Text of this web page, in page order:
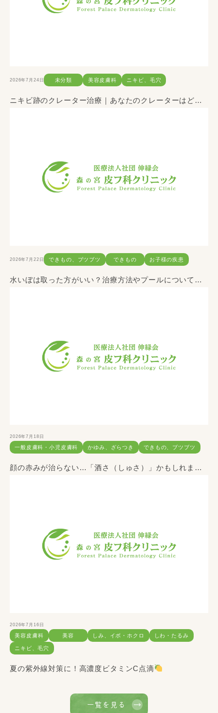
2026年7月24日 未分類 美容皮膚科 ニキビ、毛穴
ニキビ跡のクレーター治療｜あなたのクレーターはどのタイプ？
2026年7月22日 できもの、ブツブツ できもの お子様の疾患
水いぼは取った方がいい？治療方法やプールについて解説します
2026年7月18日
一般皮膚科・小児皮膚科 かゆみ、ざらつき できもの、ブツブツ
顔の赤みが治らない…「酒さ（しゅさ）」かもしれません
2026年7月16日
美容皮膚科 美容 しみ、イボ・ホクロ しわ・たるみ
ニキビ、毛穴
夏の紫外線対策に！高濃度ビタミンC点滴
一覧を見る